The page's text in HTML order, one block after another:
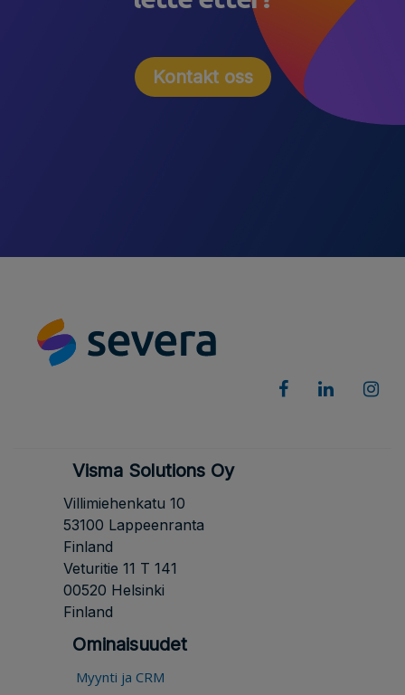
Kontakt oss
Visma Solutions Oy
Villimiehenkatu 10
53100 Lappeenranta
Finland
Veturitie 11 T 141
00520 Helsinki
Finland
Ominaisuudet
Myynti ja CRM